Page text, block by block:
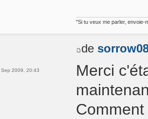
"Si tu veux me parler, envoie-
Sep 2009, 20:43
de
Merci